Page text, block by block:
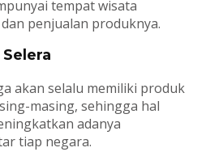
tempat wisata
penjualan produknya.
akan selalu memiliki produk
masing, sehingga hal
adanya
tiap negara.